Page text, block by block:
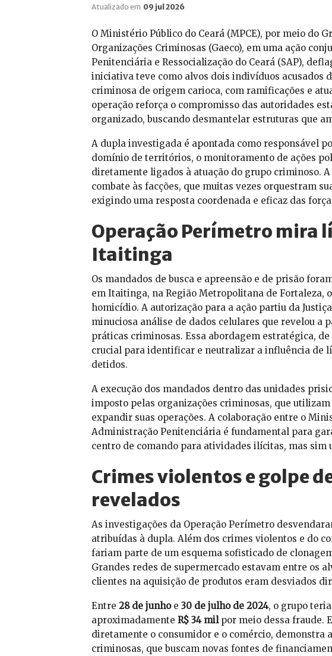
Atualizado em 09 jul 2026
O Ministério Público do Ceará (MPCE), por meio do
Organizações Criminosas (Gaeco), em uma ação
Penitenciária e Ressocialização do Ceará (SAP),
iniciativa teve como alvos dois indivíduos acusados
criminosa de origem carioca, com ramificações e
operação reforça o compromisso das autoridades
organizado, buscando desmantelar estruturas que
A dupla investigada é apontada como responsável
domínio de territórios, o monitoramento de ações
diretamente ligados à atuação do grupo criminoso.
combate às facções, que muitas vezes orquestram
exigindo uma resposta coordenada e eficaz das
Operação Perímetro mira
Itaitinga
Os mandados de busca e apreensão e de prisão
em Itaitinga, na Região Metropolitana de Fortaleza,
homicídio. A autorização para a ação partiu da
minuciosa análise de dados celulares que revelou a
práticas criminosas. Essa abordagem estratégica,
crucial para identificar e neutralizar a influência de
detidos.
A execução dos mandados dentro das unidades
imposto pelas organizações criminosas, que
expandir suas operações. A colaboração entre o
Administração Penitenciária é fundamental para
centro de comando para atividades ilícitas, mas sim
Crimes violentos e golpe
revelados
As investigações da Operação Perímetro
atribuídas à dupla. Além dos crimes violentos e do
fariam parte de um esquema sofisticado de
Grandes redes de supermercado estavam entre os
clientes na aquisição de produtos eram desviados
Entre 28 de junhoe 30 de julho de 2024, o grupo
aproximadamente R$ 34 milpor meio dessa fraude.
diretamente o consumidor e o comércio, demonstra
criminosas, que buscam novas fontes de